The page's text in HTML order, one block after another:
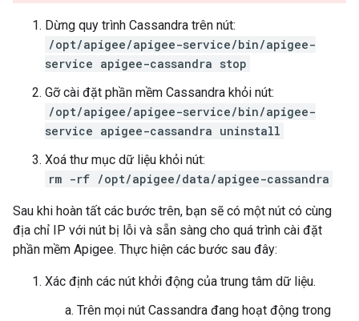
Dừng quy trình Cassandra trên nút:
/opt/apigee/apigee-service/bin/apigee-
service apigee-cassandra stop
Gỡ cài đặt phần mềm Cassandra khỏi nút:
/opt/apigee/apigee-service/bin/apigee-
service apigee-cassandra uninstall
Xoá thư mục dữ liệu khỏi nút:
rm -rf /opt/apigee/data/apigee-cassandra
Sau khi hoàn tất các bước trên, bạn sẽ có một nút có cùng
địa chỉ IP với nút bị lỗi và sẵn sàng cho quá trình cài đặt
phần mềm Apigee. Thực hiện các bước sau đây:
Xác định các nút khởi động của trung tâm dữ liệu.
Trên mọi nút Cassandra đang hoạt động trong